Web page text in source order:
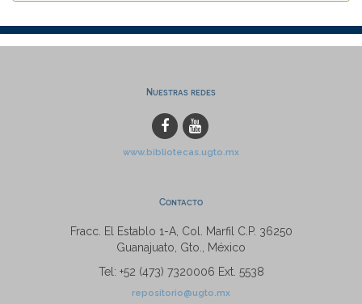
Nuestras redes
www.bibliotecas.ugto.mx
Contacto
Fracc. El Establo 1-A, Col. Marfil C.P. 36250
Guanajuato, Gto., México
Tel: +52 (473) 7320006 Ext. 5538
repositorio@ugto.mx